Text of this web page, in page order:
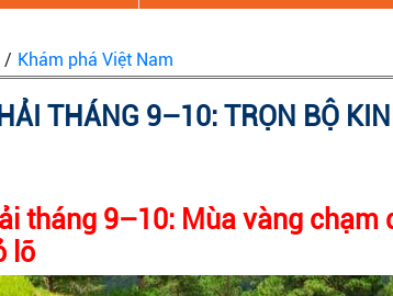
/ Khám phá Việt Nam
THÁNG 9–10: TRỌN BỘ
tháng 9–10: Mùa vàng chạm
lỡ